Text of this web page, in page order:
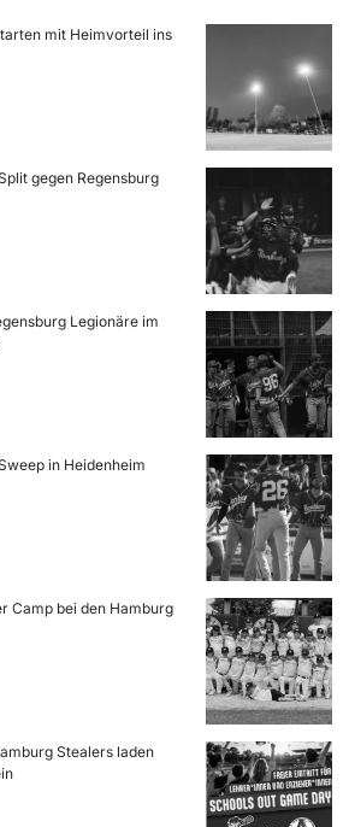
mit Heimvorteil ins
gegen Regensburg
Legionäre im
in Heidenheim
Camp bei den Hamburg
Stealers laden